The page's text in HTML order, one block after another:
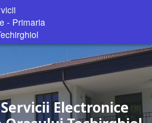
- Primaria
Electronice